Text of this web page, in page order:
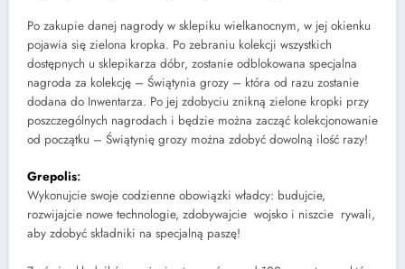
Po zakupie danej nagrody w sklepiku wielkanocnym, w jej okienku
pojawia się zielona kropka. Po zebraniu kolekcji wszystkich
dostępnych u sklepikarza dóbr, zostanie odblokowana specjalna
nagroda za kolekcję – Świątynia grozy – która od razu zostanie
dodana do Inwentarza. Po jej zdobyciu znikną zielone kropki przy
poszczególnych nagrodach i będzie można zacząć kolekcjonowanie
od początku – Świątynię grozy można zdobyć dowolną ilość razy!
Grepolis:
Wykonujcie swoje codzienne obowiązki władcy: budujcie,
rozwijajcie nowe technologie, zdobywajcie wojsko i niszcie rywali,
aby zdobyć składniki na specjalną paszę!